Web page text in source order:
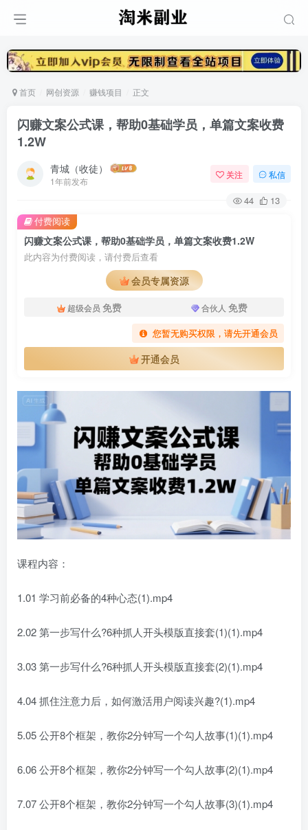
首页 网创资源 赚钱项目 正文
闪赚文案公式课，帮助0基础学员，单篇文案收费
1.2W
青城（收徒）
1年前发布
关注 私信
44 13
闪赚文案公式课，帮助0基础学员，单篇文案收费1.2W
此内容为付费阅读，请付费后查看
会员专属资源
超级会员 免费 合伙人 免费
您暂无购买权限，请先开通会员
开通会员
付费阅读
课程内容：
1.01 学习前必备的4种心态(1).mp4
2.02 第一步写什么?6种抓人开头模版直接套(1)(1).mp4
3.03 第一步写什么?6种抓人开头模版直接套(2)(1).mp4
4.04 抓住注意力后，如何激活用户阅读兴趣?(1).mp4
5.05 公开8个框架，教你2分钟写一个勾人故事(1)(1).mp4
6.06 公开8个框架，教你2分钟写一个勾人故事(2)(1).mp4
7.07 公开8个框架，教你2分钟写一个勾人故事(3)(1).mp4